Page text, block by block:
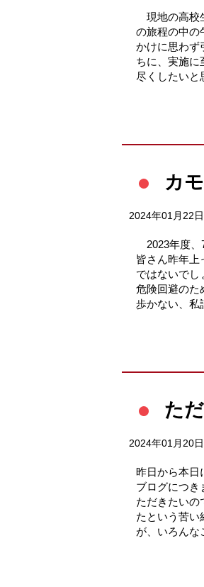
現地の高校
の旅程の中の
かけに思わず
ちに、実施に
尽くしたい
カ
2024年01月22
2023年度、
皆さん昨年上
ではないでし
危険回避のた
歩かない、私
た
2024年01月20
昨日から本日
ブログにつき
ただきたいの
たという苦い
が、いろんな